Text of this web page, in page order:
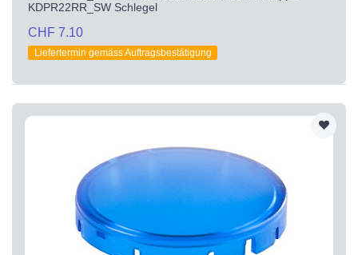
KDPR22RR_SW Schlegel
CHF 7.10
Liefertermin gemäss Auftragsbestätigung